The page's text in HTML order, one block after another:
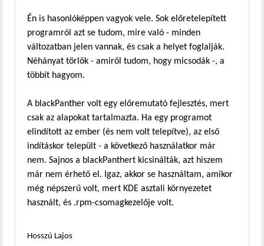
Én is hasonlóképpen vagyok vele. Sok előretelepített
programról azt se tudom, mire való - minden
változatban jelen vannak, és csak a helyet foglalják.
Néhányat törlök - amiről tudom, hogy micsodák -, a
többit hagyom.
A blackPanther volt egy előremutató fejlesztés, mert
csak az alapokat tartalmazta. Ha egy programot
elindított az ember (és nem volt telepítve), az első
indításkor települt - a következő használatkor már
nem. Sajnos a blackPanthert kicsinálták, azt hiszem
már nem érhető el. Igaz, akkor se használtam, amikor
még népszerű volt, mert KDE asztali környezetet
használt, és .rpm-csomagkezelője volt.
Hosszú Lajos